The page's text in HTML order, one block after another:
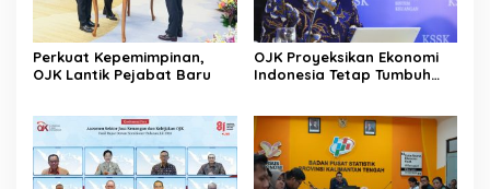
Perkuat Kepemimpinan,
OJK Lantik Pejabat Baru
OJK Proyeksikan Ekonomi
Indonesia Tetap Tumbuh